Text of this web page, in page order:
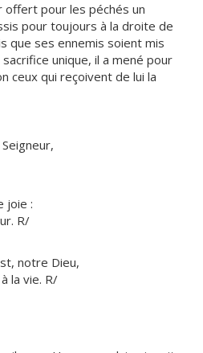
offert pour les péchés un
pour toujours à la droite de
que ses ennemis soient mis
unique, il a mené pour
ceux qui reçoivent de lui la
joie :
R/
notre Dieu,
la vie. R/